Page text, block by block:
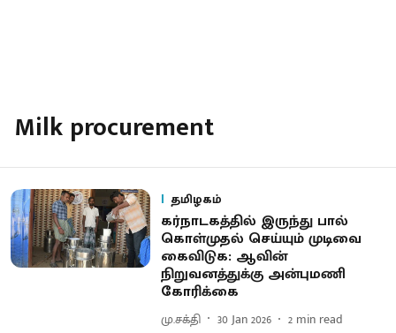
Milk procurement
தமிழகம்
கர்நாடகத்தில் இருந்து பால்
கொள்முதல் செய்யும் முடிவை
கைவிடுக: ஆவின்
நிறுவனத்துக்கு அன்புமணி
கோரிக்கை
மு.சக்தி 30 Jan 2026 2 min read